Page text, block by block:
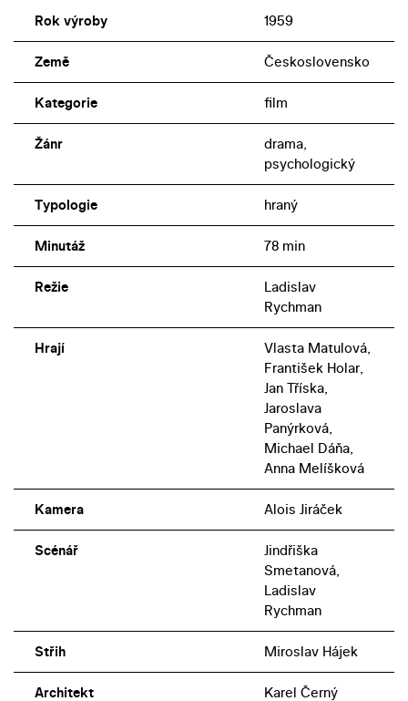
Rok výroby 1959
Země Československo
Kategorie film
Žánr
drama,
psychologický
Typologie hraný
Minutáž 78 min
Režie
Ladislav
Rychman
Hrají
Vlasta Matulová,
František Holar,
Jan Tříska,
Jaroslava
Panýrková,
Michael Dáňa,
Anna Melíšková
Kamera Alois Jiráček
Scénář
Jindřiška
Smetanová,
Ladislav
Rychman
Střih Miroslav Hájek
Architekt Karel Černý